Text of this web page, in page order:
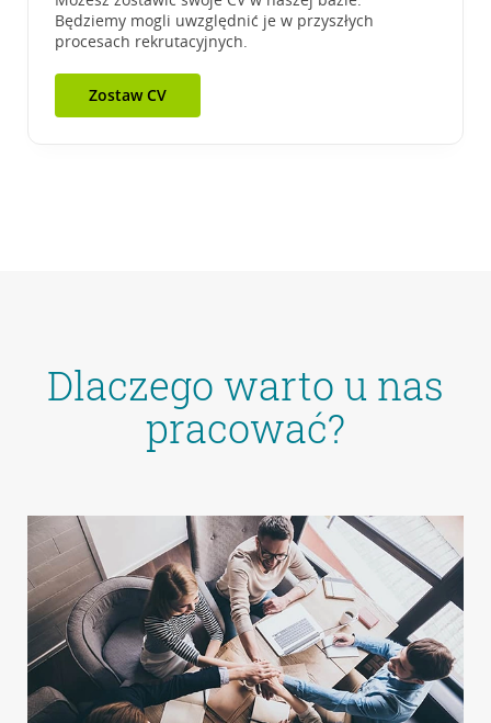
Będziemy mogli uwzględnić je w przyszłych
procesach rekrutacyjnych.
Zostaw CV
Dlaczego warto u nas
pracować?